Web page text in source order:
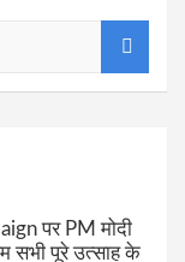
पर PM मोदी
सभी पूरे उत्साह के